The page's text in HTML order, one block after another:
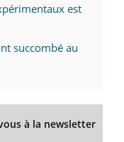
est
succombé au
à la newsletter